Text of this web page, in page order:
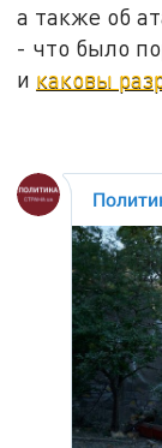
а также об
- что было
и каковы